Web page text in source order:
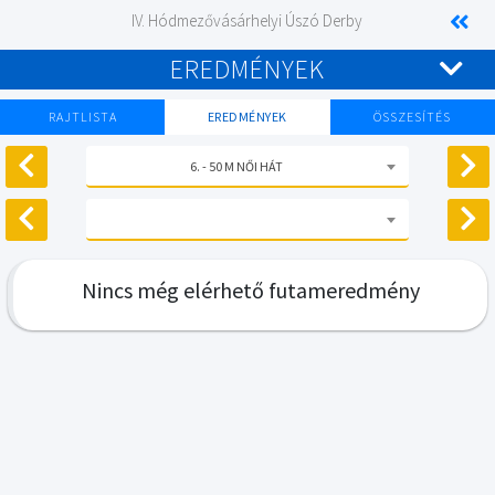
IV. Hódmezővásárhelyi Úszó Derby
EREDMÉNYEK
RAJTLISTA EREDMÉNYEK ÖSSZESÍTÉS
6. - 50 M NŐI HÁT
Nincs még elérhető futameredmény